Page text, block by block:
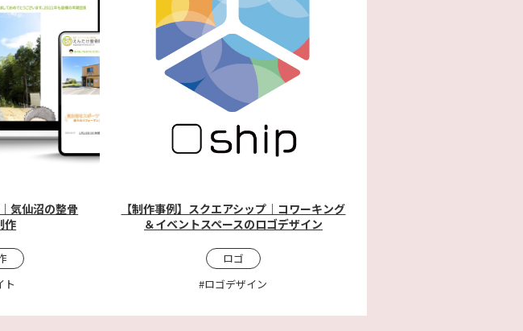
気仙沼の整骨
作
ト
【制作事例】スクエアシップ｜コワーキング
＆イベントスペースのロゴデザイン
ロゴ
#ロゴデザイン